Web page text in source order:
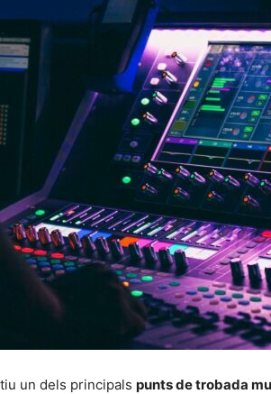
un dels principals punts de trobada